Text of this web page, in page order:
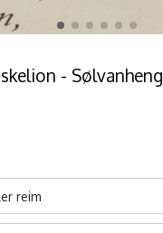
- Sølvanheng
reim